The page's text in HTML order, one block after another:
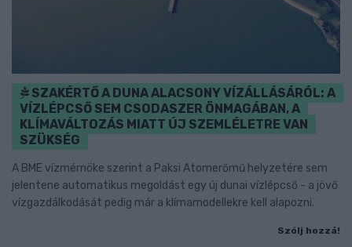
SZAKÉRTŐ A DUNA ALACSONY VÍZÁLLÁSÁRÓL: A
VÍZLÉPCSŐ SEM CSODASZER ÖNMAGÁBAN, A
KLÍMAVÁLTOZÁS MIATT ÚJ SZEMLÉLETRE VAN
SZÜKSÉG
A BME vízmérnöke szerint a Paksi Atomerőmű helyzetére sem
jelentene automatikus megoldást egy új dunai vízlépcső - a jövő
vízgazdálkodását pedig már a klímamodellekre kell alapozni.
Szólj hozzá!